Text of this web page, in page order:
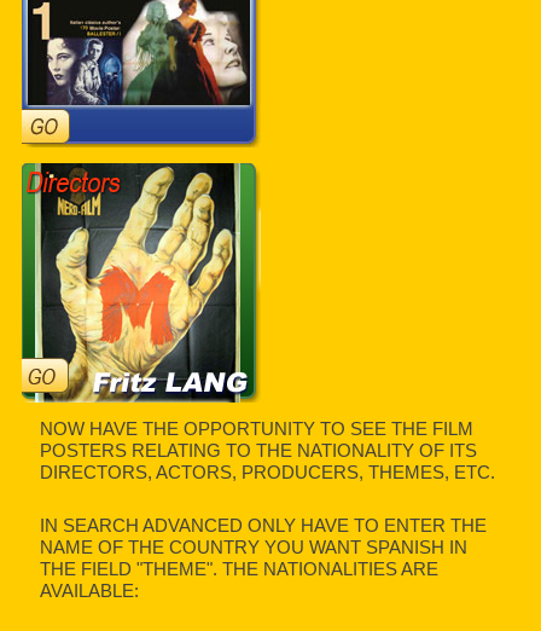
NOW HAVE THE OPPORTUNITY TO SEE THE FILM
POSTERS RELATING TO THE NATIONALITY OF ITS
DIRECTORS, ACTORS, PRODUCERS, THEMES, ETC.
IN SEARCH ADVANCED ONLY HAVE TO ENTER THE
NAME OF THE COUNTRY YOU WANT SPANISH IN
THE FIELD "THEME". THE NATIONALITIES ARE
AVAILABLE: